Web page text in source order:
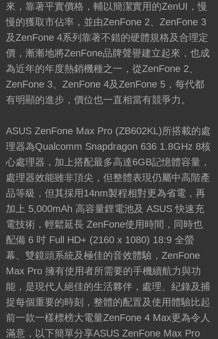
來，靠著平實價格，輔以簡潔實用的ZenUI，慢
慢的獲取市佔率，並由ZenFone 2、ZenFone 3
及ZenFone 4系列靠著不錯的硬體規格及合理定
價，漸漸地將ZenFone品牌聲譽建立起來，也成
為近年的年度熱銷機種之一，從ZenFone 2、
ZenFone 3、ZenFone 4及ZenFone 5，每代都
有明顯的進步，價位也一直相當有競爭力。
ASUS ZenFone Max Pro (ZB602KL)所搭載的處
理器為Qualcomm Snapdragon 636 1.8GHz 8核
心處理器，加上搭配最多高達6GB記憶體容量，
處理器效能雖非頂尖，但整體表現仍屬中高階產
品等級，但其採用14nm製程相對更為省電，再
加上 5,000mAh 高容量鋰電池及 ASUS 快速充
電技術，輕鬆延長 ZenFone使用時間，同時也
配備 6 吋 Full HD+ (2160 x 1080) 18:9 全螢
幕、雙鏡頭系統及極佳的音效體驗，ZenFone
Max Pro 擁有使用者所需要的手機續航力與功
能，是現代人絕佳的生活夥伴，處理、紀錄及捕
捉每個重要的時刻，整體的配置及使用體驗比起
前一款一樣標榜大電量ZenFone 4 Max更為令人
滿意，以下簡單分享ASUS ZenFone Max Pro